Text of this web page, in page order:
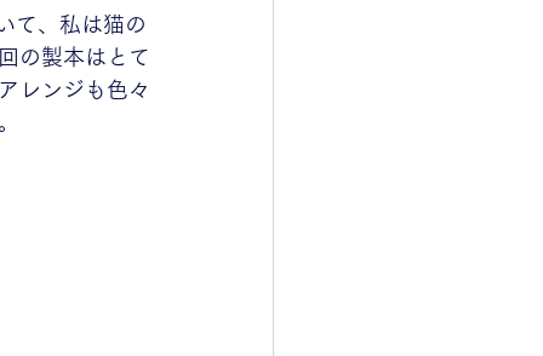
て、私は猫の
の製本はとて
レンジも色々